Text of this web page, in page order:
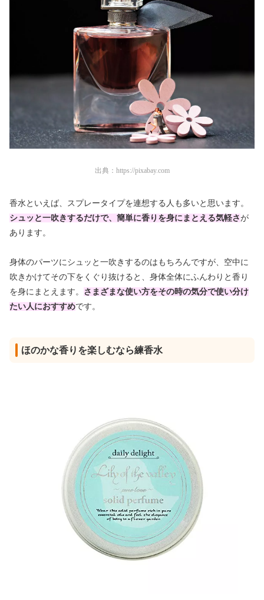
出典： https://pixabay.com
香水といえば、スプレータイプを連想する人も多いと思います。
シュッと一吹きするだけで、簡単に香りを身にまとえる気軽さが
あります。
身体のパーツにシュッと一吹きするのはもちろんですが、空中に
吹きかけてその下をくぐり抜けると、身体全体にふんわりと香り
を身にまとえます。 さまざまな使い方をその時の気分で使い分け
たい人におすすめです。
ほのかな香りを楽しむなら練香水